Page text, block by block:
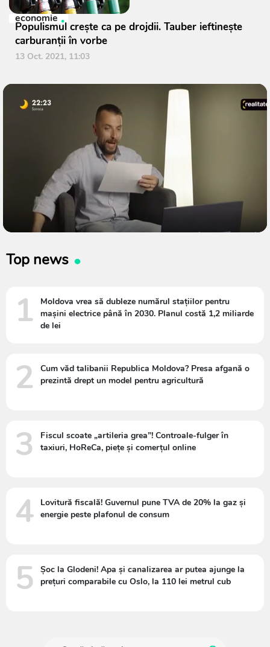
economie
Populismul crește ca pe drojdii. Tauber ieftinește
carburanții în vorbe
13 Oct. 2021, 11:03
Top news
1
Moldova vrea să dubleze numărul stațiilor pentru
mașini electrice până în 2030. Planul costă 1,2 miliarde
de lei
2
Cum văd talibanii Republica Moldova? Presa afgană o
prezintă drept un model pentru agricultură
3
Fiscul scoate „artileria grea”! Controale-fulger în
taxiuri, HoReCa, piețe și comerțul online
4
Lovitură fiscală! Guvernul pune TVA de 20% la gaz și
energie peste plafonul de consum
5
Șoc la Glodeni! Apa și canalizarea ar putea ajunge la
prețuri comparabile cu Oslo, la 110 lei metrul cub